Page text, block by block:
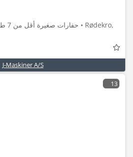
J-Maskiner A/S
13